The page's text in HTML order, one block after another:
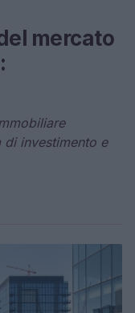
mercato
investimento e